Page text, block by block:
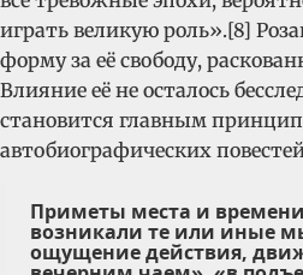
играть великую роль».[8]
форму за её свободу,
Влияние её не осталось
становится главным
автобиографических
Приметы места и
возникали те или иные
ощущение действия,